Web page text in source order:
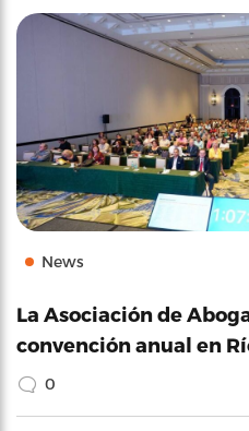
News
La Asociación de
convención anual en
0